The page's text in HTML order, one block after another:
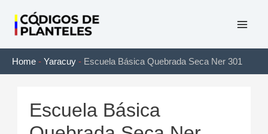
contenido
Home - Yaracuy - Escuela Básica Quebrada Seca Ner 301
Escuela Básica